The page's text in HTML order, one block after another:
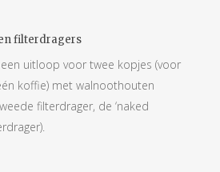
filterdragers
uitloop voor twee kopjes (voor
koffie) met walnoothouten
filterdrager, de ‘naked